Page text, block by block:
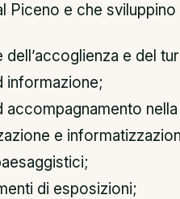
Piceno e che
e del
informazione;
accompagnamento
e
di esposizioni;